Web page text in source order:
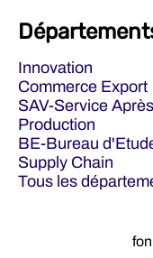
Innovation
Commerce Export
SAV-Service
Production
BE-Bureau
Supply Chain
Tous les